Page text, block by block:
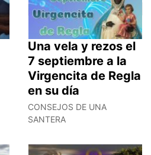
Una vela y rezos el
7 septiembre a la
Virgencita de Regla
en su día
CONSEJOS DE UNA
SANTERA